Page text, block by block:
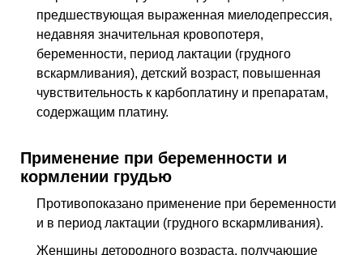
предшествующая выраженная миелодепрессия,
недавняя значительная кровопотеря,
беременности, период лактации (грудного
вскармливания), детский возраст, повышенная
чувствительность к карбоплатину и препаратам,
содержащим платину.
Применение при беременности и
кормлении грудью
Противопоказано применение при беременности
и в период лактации (грудного вскармливания).
Женщины детородного возраста, получающие